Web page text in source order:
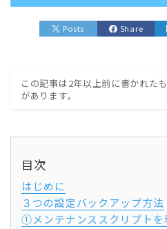
Posts Share
この記事は2年以上前に書かれた
があります。
目次
はじめに
３つの設定バックアップ方法
①メンテナンススクリプトを